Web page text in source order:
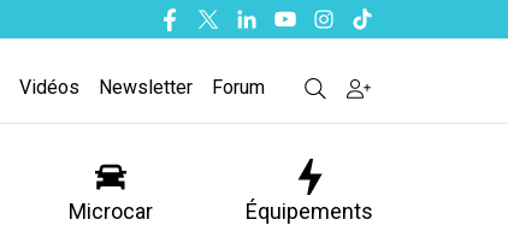
Facebook
TwitterLinkedinYoutubeInstagram
Tiktok
Vidéos Newsletter Forum
Microcar Équipements